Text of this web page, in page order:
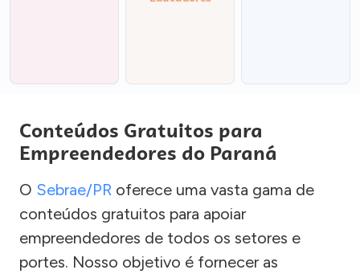
Conteúdos Gratuitos para
Empreendedores do Paraná
O Sebrae/PR oferece uma vasta gama de
conteúdos gratuitos para apoiar
empreendedores de todos os setores e
portes. Nosso objetivo é fornecer as